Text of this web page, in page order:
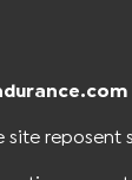
reposent